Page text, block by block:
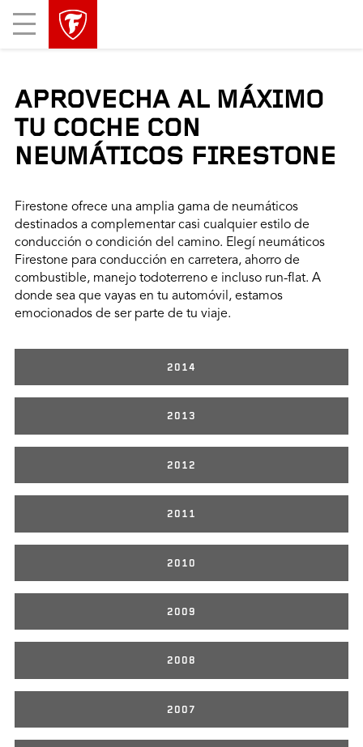
Mobile
Menu
APROVECHA AL MÁXIMO
TU COCHE CON
NEUMÁTICOS FIRESTONE
Firestone ofrece una amplia gama de neumáticos
destinados a complementar casi cualquier estilo de
conducción o condición del camino. Elegí neumáticos
Firestone para conducción en carretera, ahorro de
combustible, manejo todoterreno e incluso run-flat. A
donde sea que vayas en tu automóvil, estamos
emocionados de ser parte de tu viaje.
2014
2013
2012
2011
2010
2009
2008
2007